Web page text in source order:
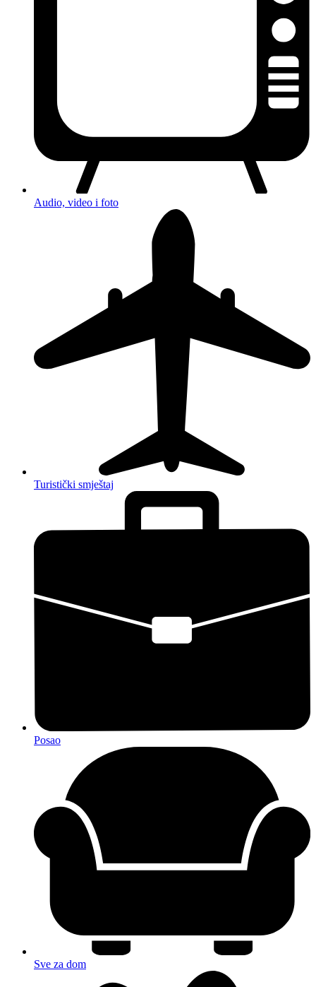
Audio, video i foto
Turistički smještaj
Posao
Sve za dom